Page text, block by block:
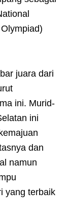
juara dari
ini. Murid-
ini
dan
namun
yang terbaik